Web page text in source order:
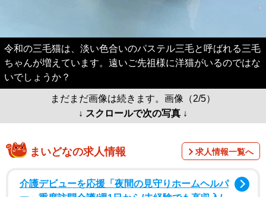
令和の三毛猫は、淡い色合いのパステル三毛と呼ばれる三毛
ちゃんが増えています。遠いご先祖様に洋猫がいるのではな
いでしょうか？
まだまだ画像は続きます。画像（2/5）
↓ スクロールで次の写真 ↓
まいどなの求人情報 求人情報一覧へ
介護デビューを応援「夜間の見守りホームヘルパ